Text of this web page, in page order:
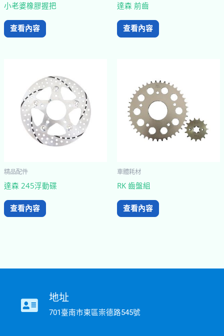
小老婆橡膠握把
查看內容
達森 前齒
查看內容
精品配件
達森 245浮動碟
查看內容
車體耗材
RK 齒盤組
查看內容
地址
701臺南市東區崇德路545號